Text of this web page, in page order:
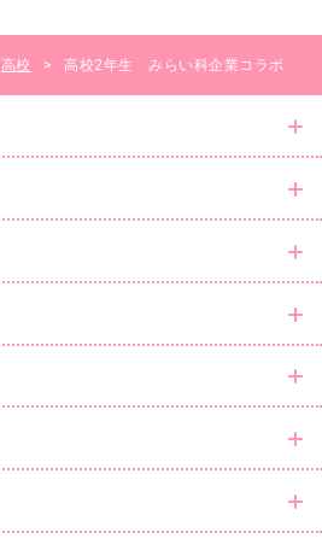
高校 > 高校2年生 みらい科企業コラボ